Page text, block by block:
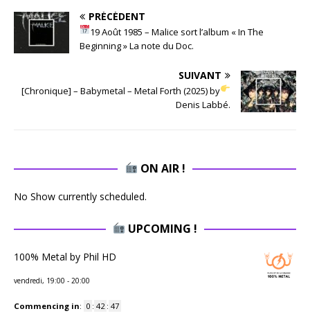
PRÉCÉDENT
19 Août 1985 – Malice sort l’album « In The
Beginning » La note du Doc.
SUIVANT
[Chronique] – Babymetal – Metal Forth (2025) by
Denis Labbé.
ON AIR !
No Show currently scheduled.
UPCOMING !
100% Metal by Phil HD
vendredi, 19:00 - 20:00
Commencing in: 0 : 42 : 46